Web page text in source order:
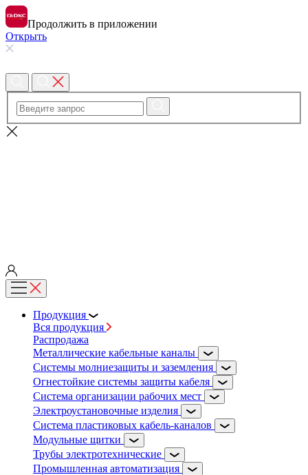
Продолжить в приложении
Открыть
Продукция
Вся продукция
Распродажа
Металлические кабельные каналы
Системы молниезащиты и заземления
Огнестойкие системы защиты кабеля
Система организации рабочих мест
Электроустановочные изделия
Система пластиковых кабель-каналов
Модульные щитки
Трубы электротехнические
Промышленная автоматизация